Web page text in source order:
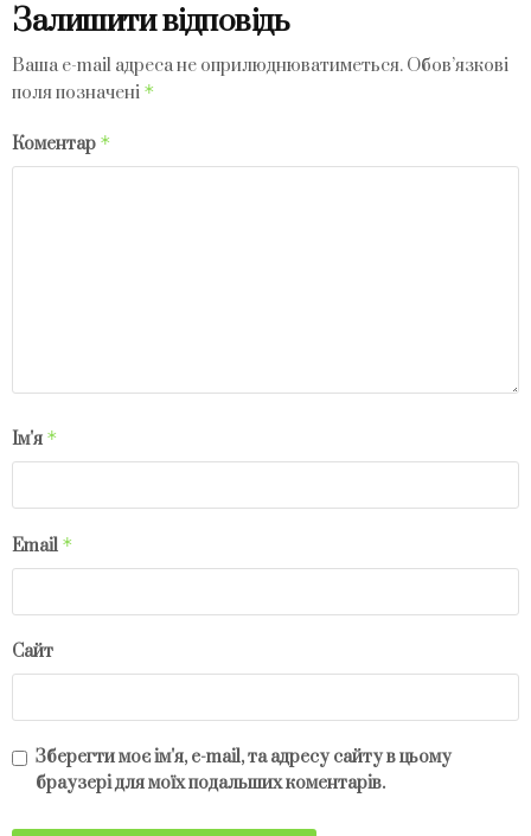
Залишити відповідь
Ваша e-mail адреса не оприлюднюватиметься. Обов’язкові
поля позначені *
Коментар *
Ім'я *
Email *
Сайт
Зберегти моє ім'я, e-mail, та адресу сайту в цьому
браузері для моїх подальших коментарів.